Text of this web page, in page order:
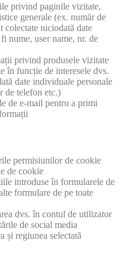
privind paginile vizitate,
generale (ex. număr de
niciodată date
nume, user name, nr. de
privind produsele vizitate
în funcție de interesele dvs.
date individuale personale
de telefon etc.)
de e-mail pentru a primi
permisiunilor de cookie
de cookie
introduse în formularele de
formulare de pe toate
dvs. în contul de utilizator
de social media
și regiunea selectată